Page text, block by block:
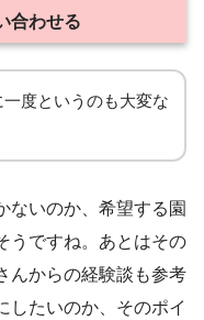
合わせる
度というのも大変な
ないのか、希望する園
うですね。あとはその
んからの経験談も参考
したいのか、そのポイ